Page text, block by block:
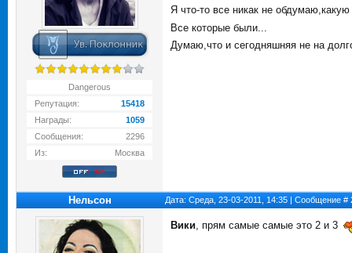
Dangerous
Репутация:
15418
Награды:
1059
Сообщения:
2296
Из:
Москва
Я что-то все никак не
Все которые были...
Думаю,что и сегодняшняя не на
Нельсон Дата: Среда, 23-03-2011, 14:35 | Сообщение #
Вики , прям самые самые это 2 и 3